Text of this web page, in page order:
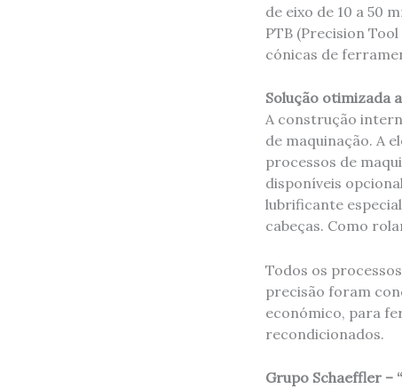
de eixo de 10 a 50
PTB (Precision
cónicas de
Solução otimizada
A construção
de maquinação. A
processos de
disponíveis
lubrificante
cabeças. Como
Todos os
precisão foram
económico, para
recondicionados.
Grupo Schaeffler –